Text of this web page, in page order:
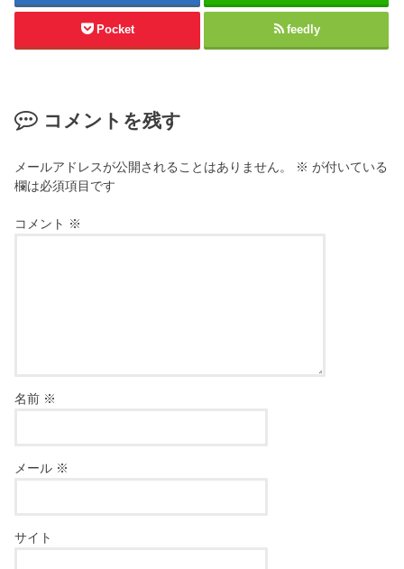
Pocket feedly
コメントを残す
メールアドレスが公開されることはありません。 ※ が付いている
欄は必須項目です
コメント ※
名前 ※
メール ※
サイト